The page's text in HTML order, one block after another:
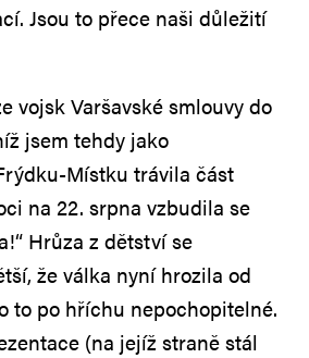
Jsou to přece naši důležití
vojsk Varšavské smlouvy do
jsem tehdy jako
Místku trávila část
na 22. srpna vzbudila se
Hrůza z dětství se
že válka nyní hrozila od
to po hříchu nepochopitelné.
(na jejíž straně stál